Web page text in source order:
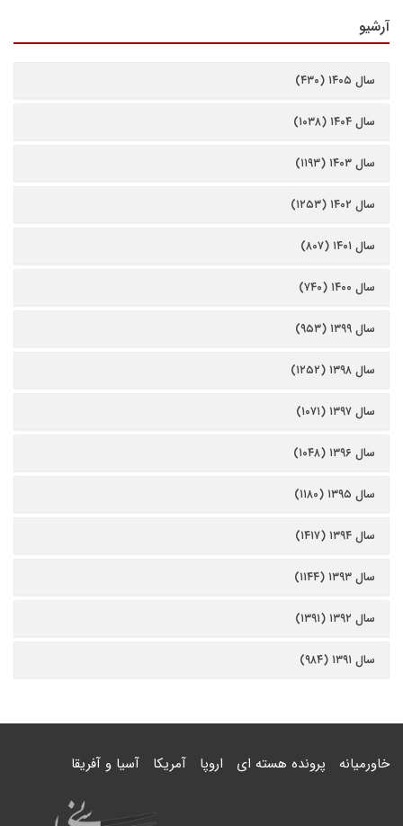
آرشیو
سال ۱۴۰۵ (۴۳۰)
سال ۱۴۰۴ (۱۰۳۸)
سال ۱۴۰۳ (۱۱۹۳)
سال ۱۴۰۲ (۱۲۵۳)
سال ۱۴۰۱ (۸۰۷)
سال ۱۴۰۰ (۷۴۰)
سال ۱۳۹۹ (۹۵۳)
سال ۱۳۹۸ (۱۲۵۲)
سال ۱۳۹۷ (۱۰۷۱)
سال ۱۳۹۶ (۱۰۴۸)
سال ۱۳۹۵ (۱۱۸۰)
سال ۱۳۹۴ (۱۴۱۷)
سال ۱۳۹۳ (۱۱۴۴)
سال ۱۳۹۲ (۱۳۹۱)
سال ۱۳۹۱ (۹۸۴)
خاورمیانه پرونده هسته ای اروپا آمریکا آسیا و آفریقا